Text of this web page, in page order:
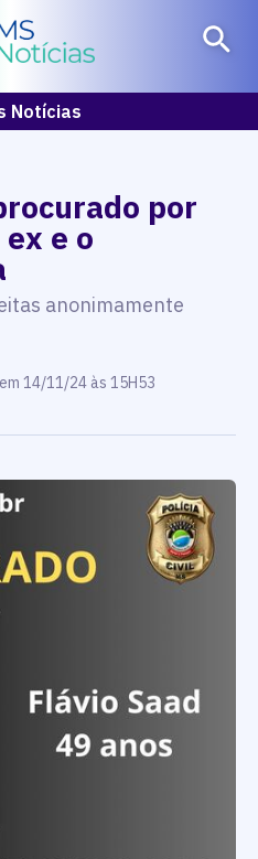
Notícias
por
e o
anonimamente
14/11/24 às 15H53